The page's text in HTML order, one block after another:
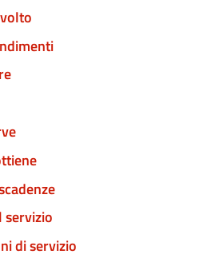
servizio
di servizio